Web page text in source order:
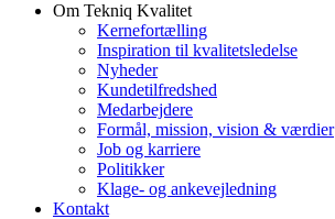
Om Tekniq Kvalitet
Kernefortælling
Inspiration til kvalitetsledelse
Nyheder
Kundetilfredshed
Medarbejdere
Formål, mission, vision & værdier
Job og karriere
Politikker
Klage- og ankevejledning
Kontakt